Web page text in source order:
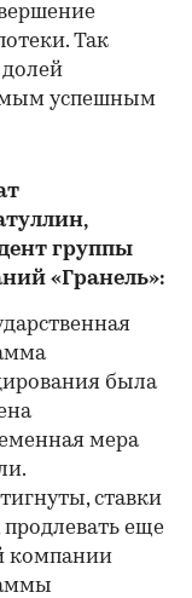
Так
успешным
группы
«Гранель»:
была
мера
ставки
продлевать еще
компании